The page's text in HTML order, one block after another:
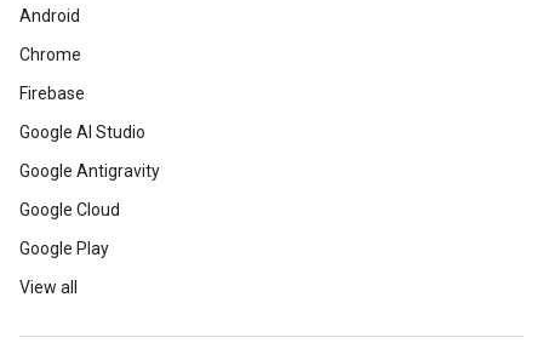
Android
Chrome
Firebase
Google AI Studio
Google Antigravity
Google Cloud
Google Play
View all